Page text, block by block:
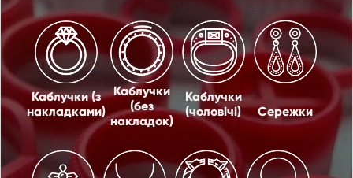
Каблучки (з
накладками)
Каблучки
(без
накладок)
Каблучки
(чоловічі)
Сережки